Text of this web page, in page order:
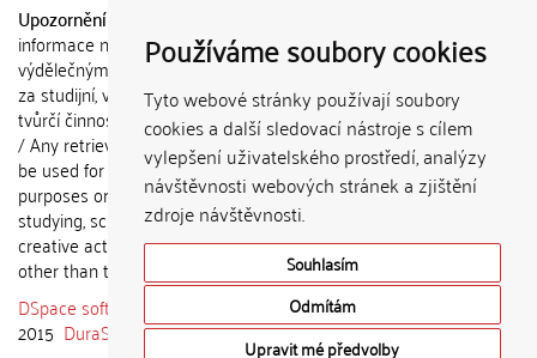
Používáme soubory cookies
Tyto webové stránky používají soubory
cookies a další sledovací nástroje s cílem
vylepšení uživatelského prostředí, analýzy
návštěvnosti webových stránek a zjištění
zdroje návštěvnosti.
Souhlasím
Odmítám
Upravit mé předvolby
Upozornění / Notice:
informace nemohou být použity k
výdělečným účelům nebo vydávány
za studijní, vědeckou nebo jinou
tvůrčí činnost jiné osoby než autora.
/ Any retrieved information shall not
be used for any commercial
purposes or claimed as results of
studying, scientific or any other
creative activities of any person
other than the author.
DSpace software
copyright © 2002-
2015 DuraSpace